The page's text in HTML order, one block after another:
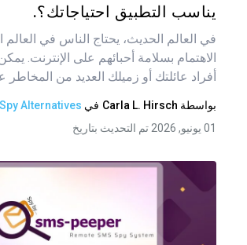
يناسب التطبيق احتياجاتك؟.
في العالم الحديث، يحتاج الناس في العالم
الاهتمام بسلامة أحبائهم على الإنترنت.
أفراد عائلتك أو زميلك العديد من المخاطر
بواسطة Carla L. Hirsch في Alternatives
01 يونيو, 2026 تم التحديث بتاريخ